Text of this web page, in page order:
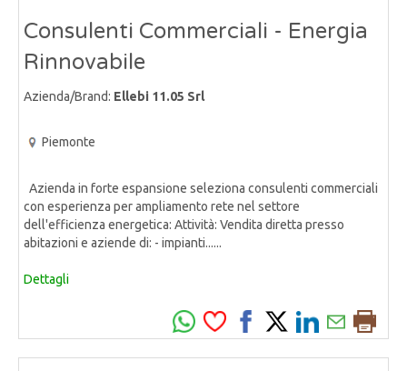
Consulenti Commerciali - Energia
Rinnovabile
Azienda/Brand: Ellebi 11.05 Srl
Piemonte
Azienda in forte espansione seleziona consulenti commerciali
con esperienza per ampliamento rete nel settore
dell'efficienza energetica: Attività: Vendita diretta presso
abitazioni e aziende di: - impianti......
Dettagli